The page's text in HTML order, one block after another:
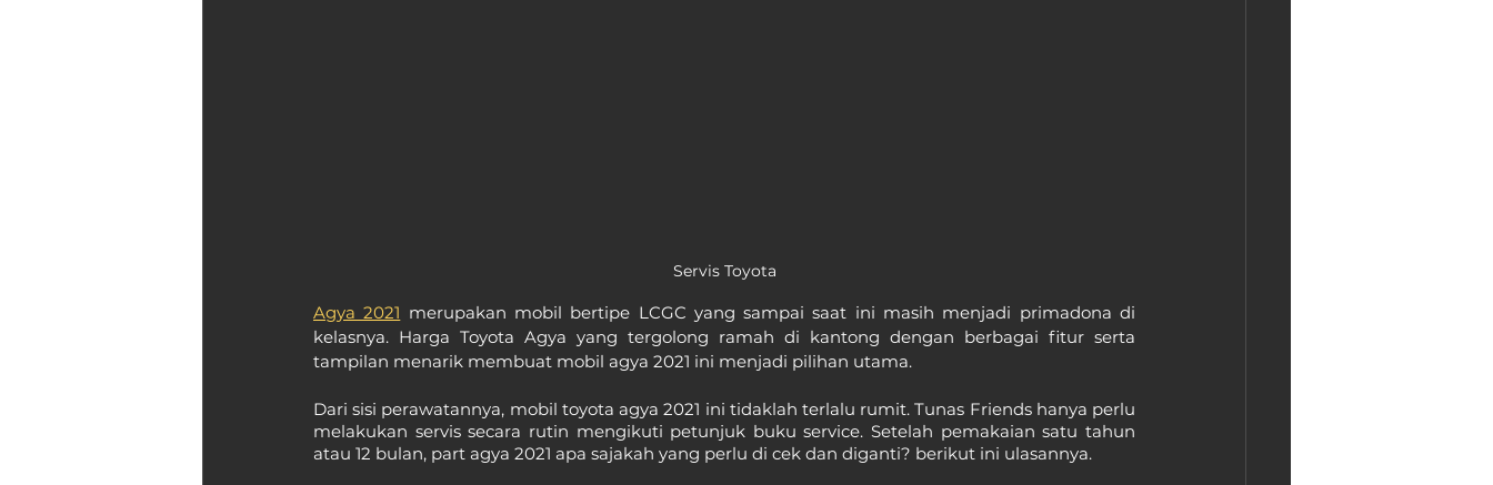
Servis Toyota
Agya 2021 merupakan mobil bertipe LCGC yang sampai saat ini masih menjadi primadona di
kelasnya. Harga Toyota Agya yang tergolong ramah di kantong dengan berbagai fitur serta
tampilan menarik membuat mobil agya 2021 ini menjadi pilihan utama.
Dari sisi perawatannya, mobil toyota agya 2021 ini tidaklah terlalu rumit. Tunas Friends hanya perlu
melakukan servis secara rutin mengikuti petunjuk buku service. Setelah pemakaian satu tahun
atau 12 bulan, part agya 2021 apa sajakah yang perlu di cek dan diganti? berikut ini ulasannya.